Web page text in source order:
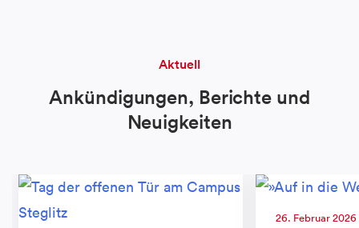
Aktuell
Ankündigungen, Berichte und
Neuigkeiten
26. Februar 2026